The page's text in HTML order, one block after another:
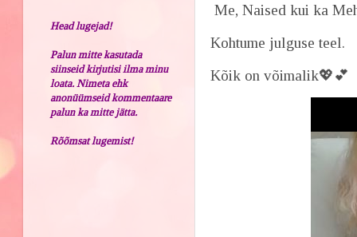
Me, Naised kui ka
Kohtume julguse teel.
Kõik on võimalik💖💕
Head lugejad!
Palun mitte kasutada
siinseid kirjutisi ilma minu
loata. Nimeta ehk
anonüümseid kommentaare
palun ka mitte jätta.
Rõõmsat lugemist!